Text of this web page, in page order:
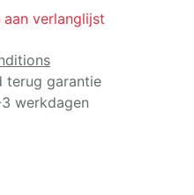
aan verlanglijst
terug garantie
werkdagen